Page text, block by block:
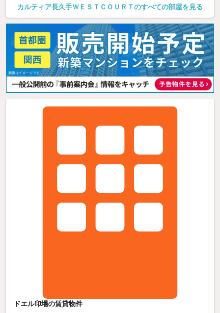
カルティア長久手ＷＥＳＴＣＯＵＲＴのすべての部屋を見る
ドエル印場の賃貸物件